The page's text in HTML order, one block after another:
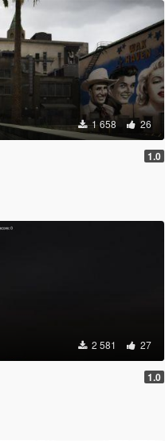
1 658 26
1.0
2 581 27
1.0